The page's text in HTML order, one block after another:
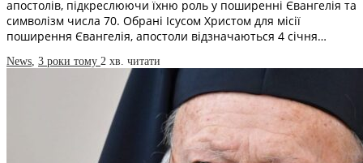
апостолів, підкреслюючи їхню роль у поширенні Євангелія та
символізм числа 70. Обрані Ісусом Христом для місії
поширення Євангелія, апостоли відзначаються 4 січня…
News 3 роки тому 2 хв. читати